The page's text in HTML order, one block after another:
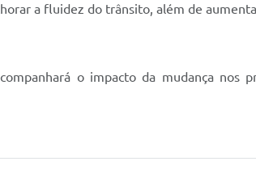
a fluidez do trânsito, além de
o impacto da mudança nos